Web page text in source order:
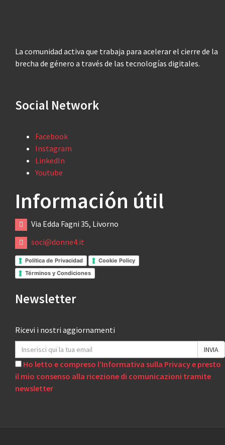
La comunidad activa que trabaja para acelerar el cierre de la
brecha de género a través de las tecnologías digitales.
Social Network
Facebook
Instagram
LinkedIn
Youtube
Información útil
Via Edda Fagni 35, Livorno
soci@donne4.it
Política de Privacidad
Cookie Policy
Términos y Condiciones
Newsletter
Ricevi i nostri aggiornamenti
Ho letto e compreso l’Informativa sulla Privacy e presto
il mio consenso alla ricezione di comunicazioni tramite
newsletter